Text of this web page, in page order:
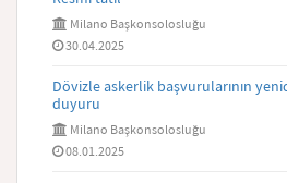
Milano Başkonsolosluğu
30.04.2025
Dövizle askerlik başvurularının
duyuru
Milano Başkonsolosluğu
08.01.2025